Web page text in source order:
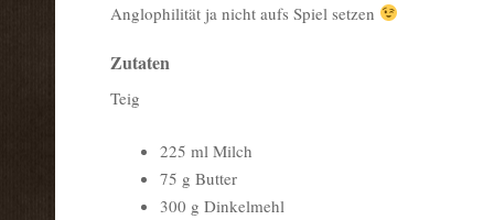
Anglophilität ja nicht aufs Spiel setzen
Zutaten
Teig
225 ml Milch
75 g Butter
300 g Dinkelmehl